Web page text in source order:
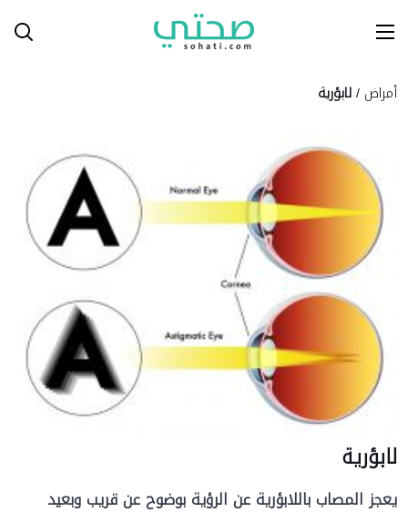
To
أمراض /لابؤرية
لابؤرية
يعجز المصاب باللابؤرية عن الرؤية بوضوح عن قريب وبعيد